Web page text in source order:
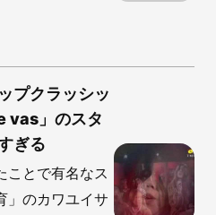
プクラッシッ
vas」のスタ
ぎる
ことで有名なス
」のカワユイサ